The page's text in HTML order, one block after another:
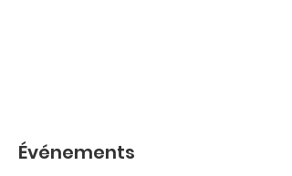
Événements